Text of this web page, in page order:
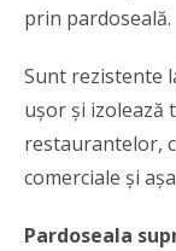
prin pardoseală.
Sunt rezistente
ușor și izolează
restaurantelor,
comerciale și
Pardoseala